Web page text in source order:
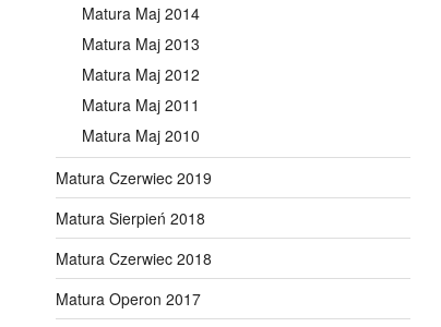
Matura Maj 2014
Matura Maj 2013
Matura Maj 2012
Matura Maj 2011
Matura Maj 2010
Matura Czerwiec 2019
Matura Sierpień 2018
Matura Czerwiec 2018
Matura Operon 2017